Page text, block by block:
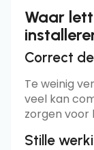
Waar
Correct
Te weinig
veel kan
zorgen voor
Stille